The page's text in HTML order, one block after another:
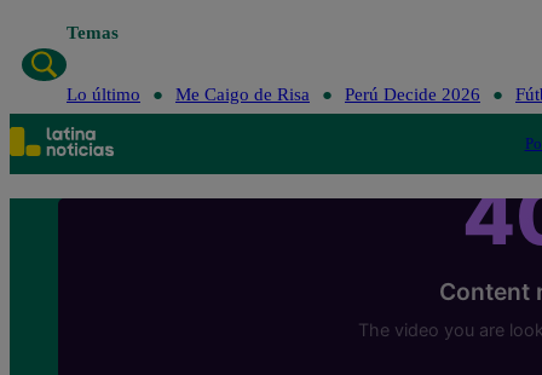
Temas
Lo último Me Caigo de Risa Perú Decide 2026